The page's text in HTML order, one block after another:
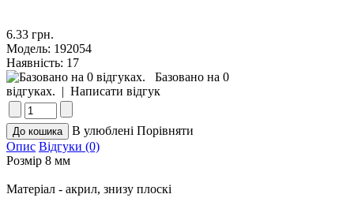
6.33 грн.
Модель: 192054
Наявність: 17
Базовано на 0
відгуках. | Написати відгук
В улюблені Порівняти
Опис Відгуки (0)
Розмір 8 мм
Матеріал - акрил, знизу плоскі